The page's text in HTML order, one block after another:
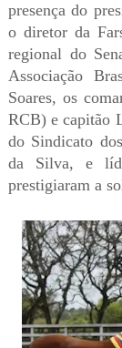
presença do
o diretor da
regional do
Associação
Soares, os
RCB) e capitão
do Sindicato
da Silva, e
prestigiaram a